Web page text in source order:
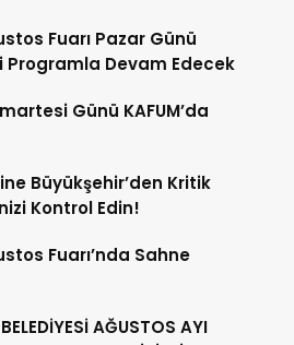
Fuarı Pazar Günü
Programla Devam Edecek
Günü KAFUM’da
Büyükşehir’den Kritik
Kontrol Edin!
Fuarı’nda Sahne
AĞUSTOS AYI